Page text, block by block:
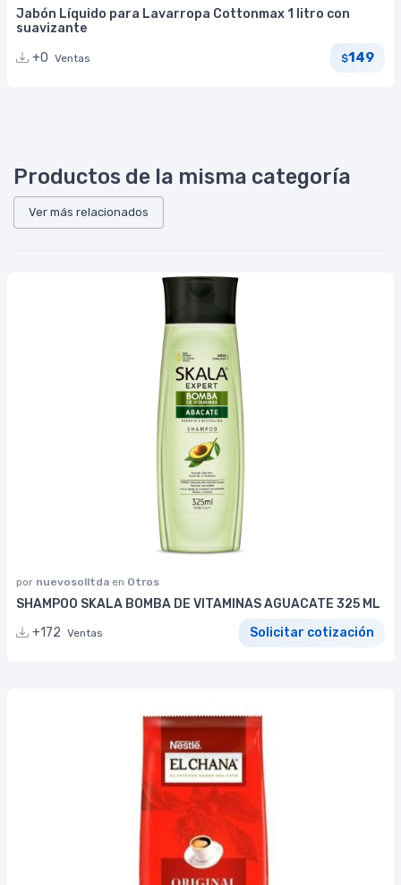
Jabón Líquido para Lavarropa Cottonmax 1 litro con
suavizante
+0 Ventas $149
Productos de la misma categoría
Ver más relacionados
por nuevosolltda en Otros
SHAMPOO SKALA BOMBA DE VITAMINAS AGUACATE 325 ML
+172 Ventas Solicitar cotización